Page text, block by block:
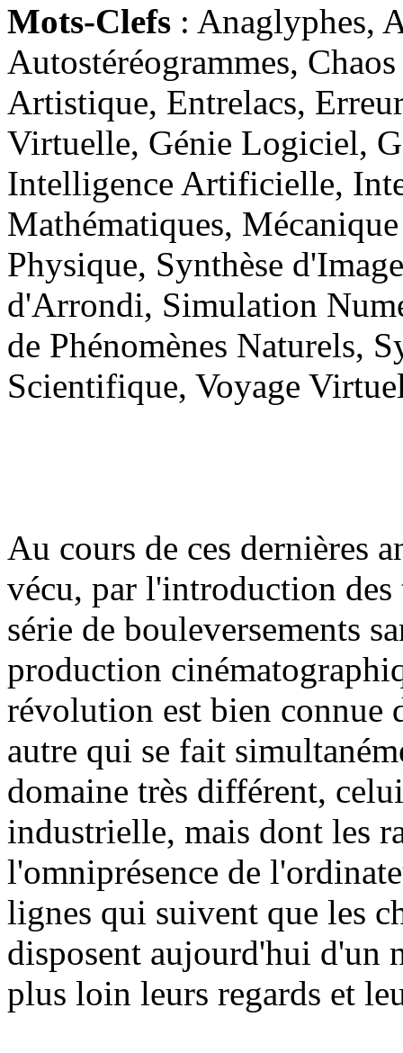
Mots-Clefs : Anaglyphes,
Autostéréogrammes,
Artistique, Entrelacs,
Virtuelle, Génie Logiciel,
Intelligence Artificielle,
Mathématiques,
Physique, Synthèse
d'Arrondi, Simulation
de Phénomènes Naturels,
Scientifique, Voyage
Au cours de ces dernières
vécu, par l'introduction
série de bouleversements
production
révolution est bien connue
autre qui se fait
domaine très différent,
industrielle, mais dont les
l'omniprésence de
lignes qui suivent que les
disposent aujourd'hui d'un
plus loin leurs regards et